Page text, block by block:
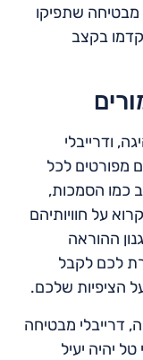
מבטיחה שתפיקו
בקצב
ודרייבלי
מפורטים לכל
כמו הסמכות,
על חוויותיהם
ההוראה
לכם לקבל
הציפיות שלכם.
דרייבלי מבטיחה
יהיה יעיל